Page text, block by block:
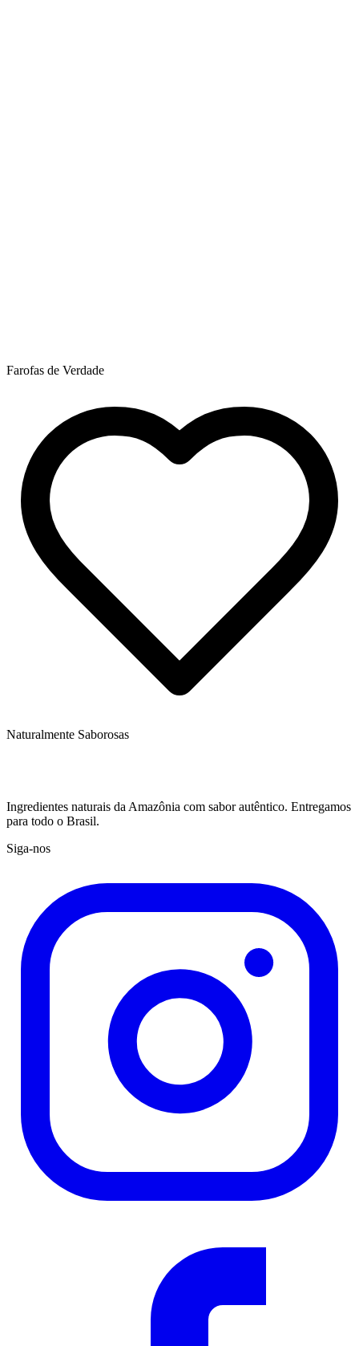
Farofas de Verdade
Naturalmente Saborosas
Ingredientes naturais da Amazônia com sabor autêntico. Entregamos
para todo o Brasil.
Siga-nos